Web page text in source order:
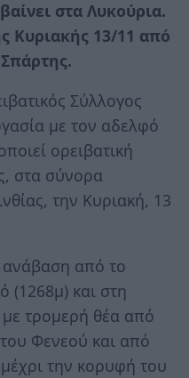
στα Λυκούρια.
Κυριακής 13/11 από
Σύλλογος
με τον αδελφό
ορειβατική
στα σύνορα
την Κυριακή, 13
ανάβαση από το
(1268μ) και στη
τρομερή θέα από
Φενεού και από
την κορυφή του